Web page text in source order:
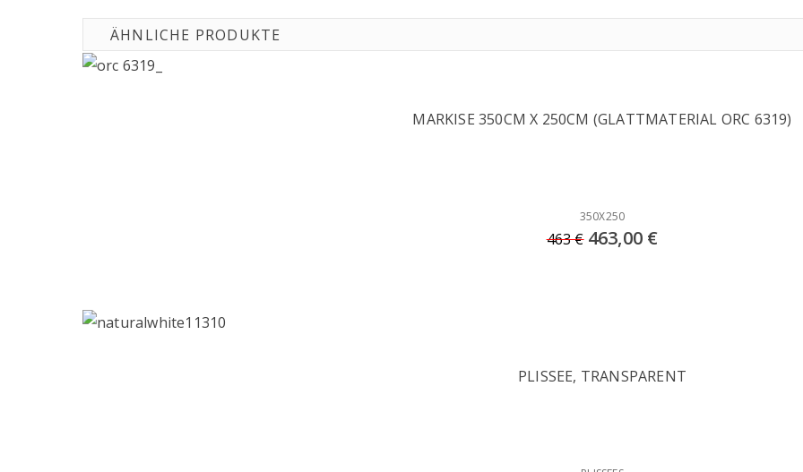
ÄHNLICHE PRODUKTE
MARKISE 350CM X 250CM (GLATTMATERIAL ORC 6319)
350X250
463 € 463,00 €
PLISSEE, TRANSPARENT